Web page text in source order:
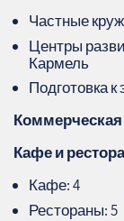
Частные
Центры
Кармель
Подготовка
Кафе и
Кафе: 4
Рестораны: 5